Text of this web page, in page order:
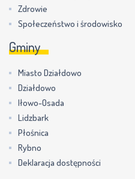
Zdrowie
Społeczeństwo i środowisko
Gminy
Miasto Działdowo
Działdowo
Iłowo-Osada
Lidzbark
Płośnica
Rybno
Deklaracja dostępności